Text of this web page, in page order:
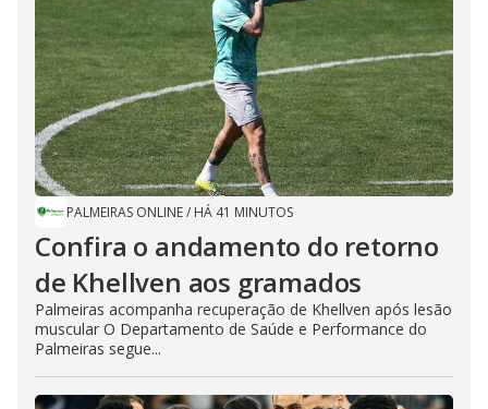
PALMEIRAS ONLINE/ HÁ 41 MINUTOS
Confira o andamento do retorno
de Khellven aos gramados
Palmeiras acompanha recuperação de Khellven após lesão
muscular O Departamento de Saúde e Performance do
Palmeiras segue...